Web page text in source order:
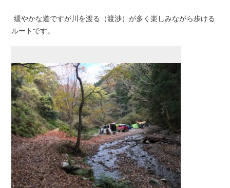
緩やかな道ですが川を渡る（渡渉）が多く楽しみながら歩ける
ルートです。